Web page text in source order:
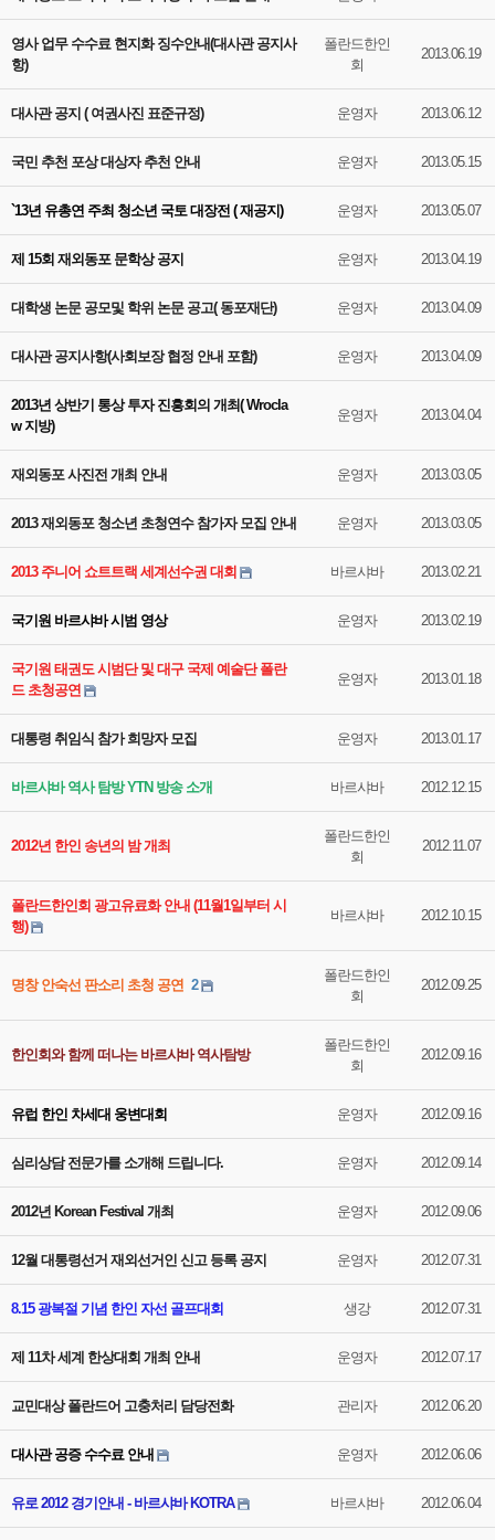
영사 업무 수수료 현지화 징수안내(대사관 공지사
항)
폴란드한인
회
2013.06.19
대사관 공지 ( 여권사진 표준규정) 운영자 2013.06.12
국민 추천 포상 대상자 추천 안내 운영자 2013.05.15
`13년 유총연 주최 청소년 국토 대장전 ( 재공지) 운영자 2013.05.07
제 15회 재외동포 문학상 공지 운영자 2013.04.19
대학생 논문 공모및 학위 논문 공고( 동포재단) 운영자 2013.04.09
대사관 공지사항(사회보장 협정 안내 포함) 운영자 2013.04.09
2013년 상반기 통상 투자 진흥회의 개최( Wrocla
w 지방)
운영자 2013.04.04
재외동포 사진전 개최 안내 운영자 2013.03.05
2013 재외동포 청소년 초청연수 참가자 모집 안내 운영자 2013.03.05
2013 주니어 쇼트트랙 세계선수권 대회 바르샤바 2013.02.21
국기원 바르샤바 시범 영상 운영자 2013.02.19
국기원 태권도 시범단 및 대구 국제 예술단 폴란
드 초청공연
운영자 2013.01.18
대통령 취임식 참가 희망자 모집 운영자 2013.01.17
바르샤바 역사 탐방 YTN 방송 소개 바르샤바 2012.12.15
2012년 한인 송년의 밤 개최
폴란드한인
회
2012.11.07
폴란드한인회 광고유료화 안내 (11월1일부터 시
행)
바르샤바 2012.10.15
명창 안숙선 판소리 초청 공연 2
폴란드한인
회
2012.09.25
한인회와 함께 떠나는 바르샤바 역사탐방
폴란드한인
회
2012.09.16
유럽 한인 차세대 웅변대회 운영자 2012.09.16
심리상담 전문가를 소개해 드립니다. 운영자 2012.09.14
2012년 Korean Festival 개최 운영자 2012.09.06
12월 대통령선거 재외선거인 신고 등록 공지 운영자 2012.07.31
8.15 광복절 기념 한인 자선 골프대회 생강 2012.07.31
제 11차 세계 한상대회 개최 안내 운영자 2012.07.17
교민대상 폴란드어 고충처리 담당전화 관리자 2012.06.20
대사관 공증 수수료 안내 운영자 2012.06.06
유로 2012 경기안내 - 바르샤바 KOTRA 바르샤바 2012.06.04